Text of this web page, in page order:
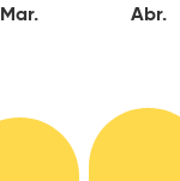
Mar. Abr.